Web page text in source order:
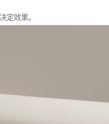
定效果。